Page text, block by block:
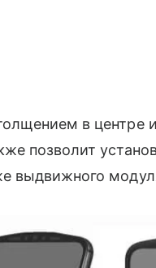
в центре
позволит
выдвижного